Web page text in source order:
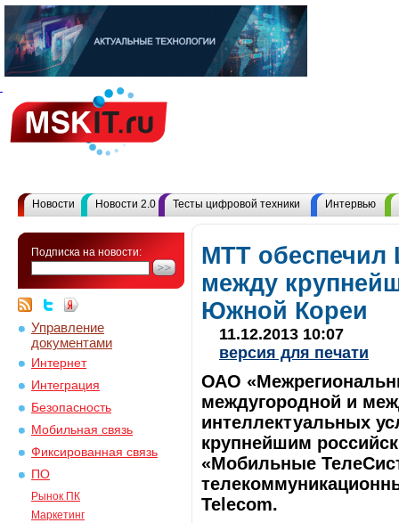
Новости Новости 2.0 Тесты цифровой техники Интервью
Подписка на новости:
Управление
документами
Интернет
Интеграция
Безопасность
Мобильная связь
Фиксированная связь
ПО
Рынок ПК
Маркетинг
МТТ обеспечил
между
Южной Кореи
11.12.2013 10:07
версия для печати
ОАО
междугородной и
интеллектуальных
крупнейшим
«Мобильные
Telecom.